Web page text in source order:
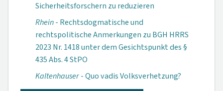
Sicherheitsforschern zu reduzieren
Rhein- Rechtsdogmatische und
rechtspolitische Anmerkungen zu BGH HRRS
2023 Nr. 1418 unter dem Gesichtspunkt des §
435 Abs. 4 StPO
Kaltenhauser- Quo vadis Volksverhetzung?